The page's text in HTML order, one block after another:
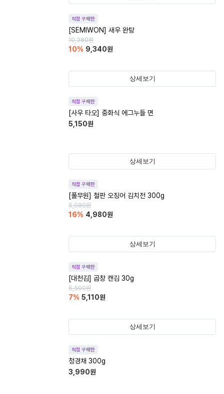
직접 구매한
[SEMIWON] 새우 완탕
10,380원
10% 9,340원
상세보기
직접 구매한
[사우 타오] 중화식 에그누들 면
5,150원
상세보기
직접 구매한
[풀무원] 철판 오징어 김치전 300g
5,980원
16% 4,980원
상세보기
직접 구매한
[대천김] 곱창 캔김 30g
5,500원
7% 5,110원
상세보기
직접 구매한
청경채 300g
3,990원